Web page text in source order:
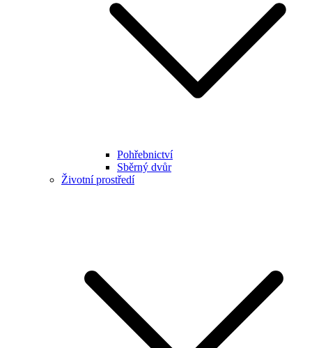
Pohřebnictví
Sběrný dvůr
Životní prostředí